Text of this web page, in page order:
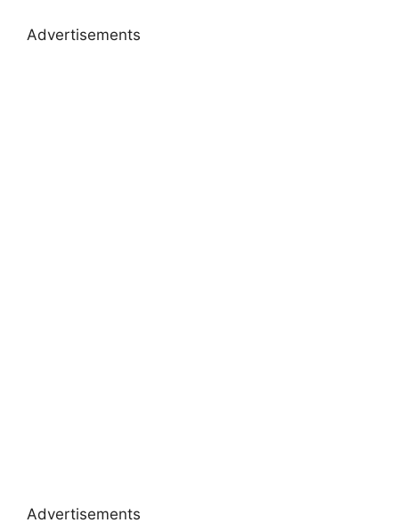
Advertisements
Advertisements